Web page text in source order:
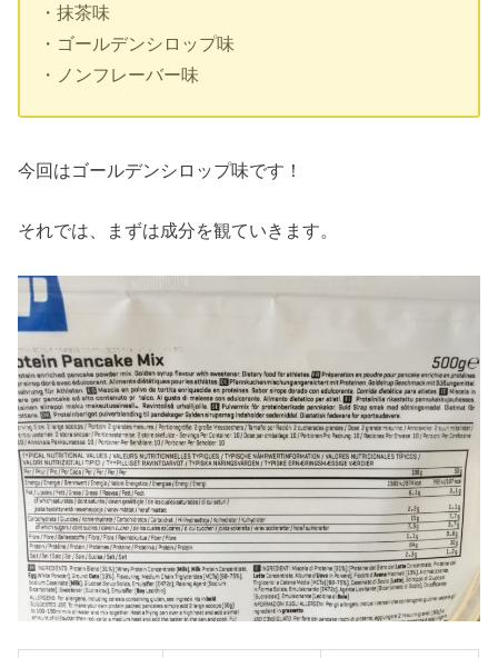
・抹茶味
・ゴールデンシロップ味
・ノンフレーバー味
今回はゴールデンシロップ味です！
それでは、まずは成分を観ていきます。